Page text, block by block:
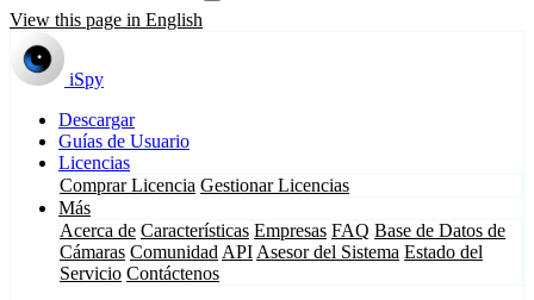
View this page in English
iSpy
Descargar
Guías de Usuario
Licencias
Comprar Licencia Gestionar Licencias
Más
Acerca de Características Empresas FAQ Base de Datos de
Cámaras Comunidad API Asesor del Sistema Estado del
Servicio Contáctenos